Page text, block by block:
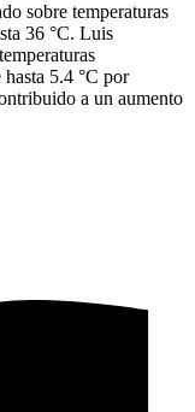
sobre temperaturas
36 °C. Luis
5.4 °C por
a un aumento